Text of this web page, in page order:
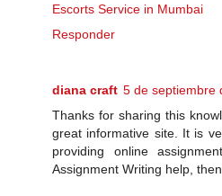
Escorts Service in Mumbai
Responder
diana craft 5 de septiembre
Thanks for sharing this
great informative site. It is
providing online
Assignment Writing help,